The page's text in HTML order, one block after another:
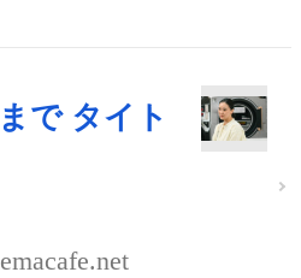
で タイト